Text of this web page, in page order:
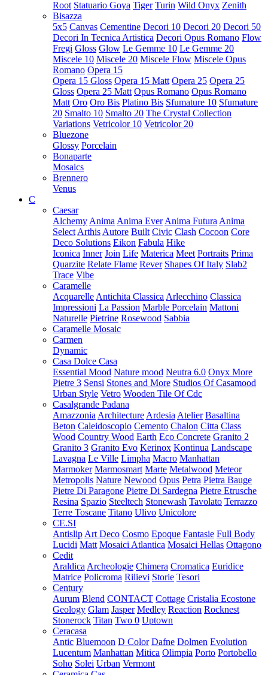
Root Statuario Goya Tiger Turin Wild Onyx Zenith
Bisazza
5x5 Canvas Cementine Decori 10 Decori 20 Decori 50
Decori In Tecnica Artistica Decori Opus Romano Flow
Fregi Gloss Glow Le Gemme 10 Le Gemme 20
Miscele 10 Miscele 20 Miscele Flow Miscele Opus
Romano Opera 15
Opera 15 Gloss Opera 15 Matt Opera 25 Opera 25
Gloss Opera 25 Matt Opus Romano Opus Romano
Matt Oro Oro Bis Platino Bis Sfumature 10 Sfumature
20 Smalto 10 Smalto 20 The Crystal Collection
Variations Vetricolor 10 Vetricolor 20
Bluezone
Glossy Porcelain
Bonaparte
Mosaics
Brennero
Venus
C
Caesar
Alchemy Anima Anima Ever Anima Futura Anima
Select Arthis Autore Built Civic Clash Cocoon Core
Deco Solutions Eikon Fabula Hike
Iconica Inner Join Life Materica Meet Portraits Prima
Quarzite Relate Flame Rever Shapes Of Italy Slab2
Trace Vibe
Caramelle
Acquarelle Antichita Classica Arlecchino Classica
Impressioni La Passion Marble Porcelain Mattoni
Naturelle Pietrine Rosewood Sabbia
Caramelle Mosaic
Carmen
Dynamic
Casa Dolce Casa
Essential Mood Nature mood Neutra 6.0 Onyx More
Pietre 3 Sensi Stones and More Studios Of Casamood
Urban Style Vetro Wooden Tile Of Cdc
Casalgrande Padana
Amazzonia Architecture Ardesia Atelier Basaltina
Beton Caleidoscopio Cemento Chalon Citta Class
Wood Country Wood Earth Eco Concrete Granito 2
Granito 3 Granito Evo Kerinox Kontinua Landscape
Lavagna Le Ville Limpha Macro Manhattan
Marmoker Marmosmart Marte Metalwood Meteor
Metropolis Nature Newood Opus Petra Pietra Bauge
Pietre Di Paragone Pietre Di Sardegna Pietre Etrusche
Resina Spazio Steeltech Stonewash Tavolato Terrazzo
Terre Toscane Titano Ulivo Unicolore
CE.SI
Antislip Art Deco Cosmo Epoque Fantasie Full Body
Lucidi Matt Mosaici Atlantica Mosaici Hellas Ottagono
Cedit
Araldica Archeologie Chimera Cromatica Euridice
Matrice Policroma Rilievi Storie Tesori
Century
Aurum Blend CONTACT Cottage Cristalia Ecostone
Geology Glam Jasper Medley Reaction Rocknest
Stonerock Titan Two 0 Uptown
Ceracasa
Antic Bluemoon D Color Dafne Dolmen Evolution
Lucentum Manhattan Mitica Olimpia Porto Portobello
Soho Solei Urban Vermont